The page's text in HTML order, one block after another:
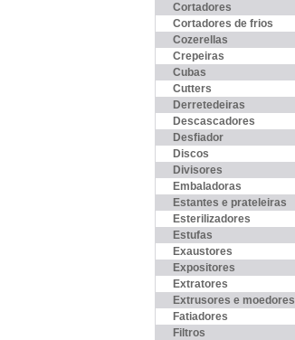
Cortadores
Cortadores de frios
Cozerellas
Crepeiras
Cubas
Cutters
Derretedeiras
Descascadores
Desfiador
Discos
Divisores
Embaladoras
Estantes e prateleiras
Esterilizadores
Estufas
Exaustores
Expositores
Extratores
Extrusores e moedores
Fatiadores
Filtros